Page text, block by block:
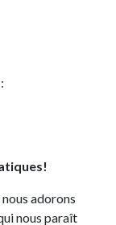
adorons
nous paraît